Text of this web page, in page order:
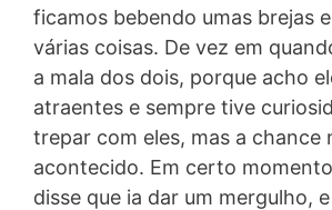
ficamos bebendo umas brejas
várias coisas. De vez em
a mala dos dois, porque acho
atraentes e sempre tive
trepar com eles, mas a chance
acontecido. Em certo
disse que ia dar um mergulho,